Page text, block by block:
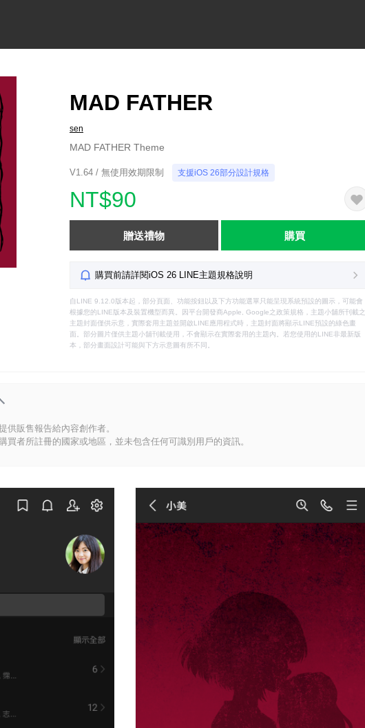
MAD FATHER
sen
MAD FATHER Theme
V1.64 / 無使用效期限制 支援iOS 26部分設計規格
NT$90
贈送禮物 購買
購買前請詳閱iOS 26 LINE主題規格說明
自LINE 9.12.0版本起，部分頁面、功能按鈕以及下方功能選單只能呈現系統預設的圖示，可能會
根據您的LINE版本及裝置機型而異。因平台開發商Apple, Google之政策規格，主題小舖所刊載之
主題封面僅供示意，實際套用主題並開啟LINE應用程式時，主題封面將顯示LINE預設的綠色畫
面。部分圖片僅供主題小舖刊載使用，不會顯示在實際套用的主題內。若您使用的LINE非最新版
本，部分畫面設計可能與下方示意圖有所不同。
供販售報告給內容創作者。
買者所註冊的國家或地區，並未包含任何可識別用戶的資訊。